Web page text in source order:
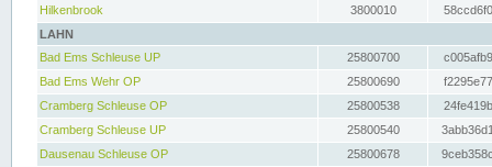
Hilkenbrook
3800010
LAHN
Bad Ems Schleuse UP
25800700
Bad Ems Wehr OP
25800690
Cramberg Schleuse OP
25800538
Cramberg Schleuse UP
25800540
Dausenau Schleuse OP
25800678